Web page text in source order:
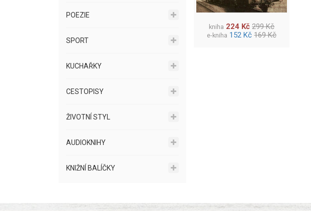
POEZIE
SPORT
KUCHAŘKY
CESTOPISY
ŽIVOTNÍ STYL
AUDIOKNIHY
KNIŽNÍ BALÍČKY
kniha 224 Kč 299 Kč
e-kniha 152 Kč 169 Kč